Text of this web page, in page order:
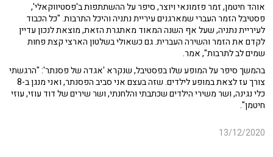
אוהד חיטמן, זמר פזמונאי ויוצר, סיפר על ההשתתפות ב'פסטיווקאלי',
פסטיבל הזמר העברי שמארגנים עיריית נתניה והיכל התרבות. "כל הכבוד
לעיריית נתניה, שעל אף השנה המאוד מאתגרת הזאת, מוצאת לנכון עדיין
לקדם את הזמר והשירה העברית. גם כשאולי בשלטון הארצי קצת פחות
שמים לב לתרבות", אמר.
בהמשך סיפר על המופע שלו בפסטיבל, שנקרא 'אגדה של פסנתר': "הרגשתי
צורך עז לצאת במופע לילדים. שזה בעצם אני סביב הפסנתר, ואני מנגן ב-8
כלי נגינה, ושר משירי הילדים שכתבתי והלחנתי, ושר שירים של דוד עוזי, עוזי
חיטמן".
13/12/2020